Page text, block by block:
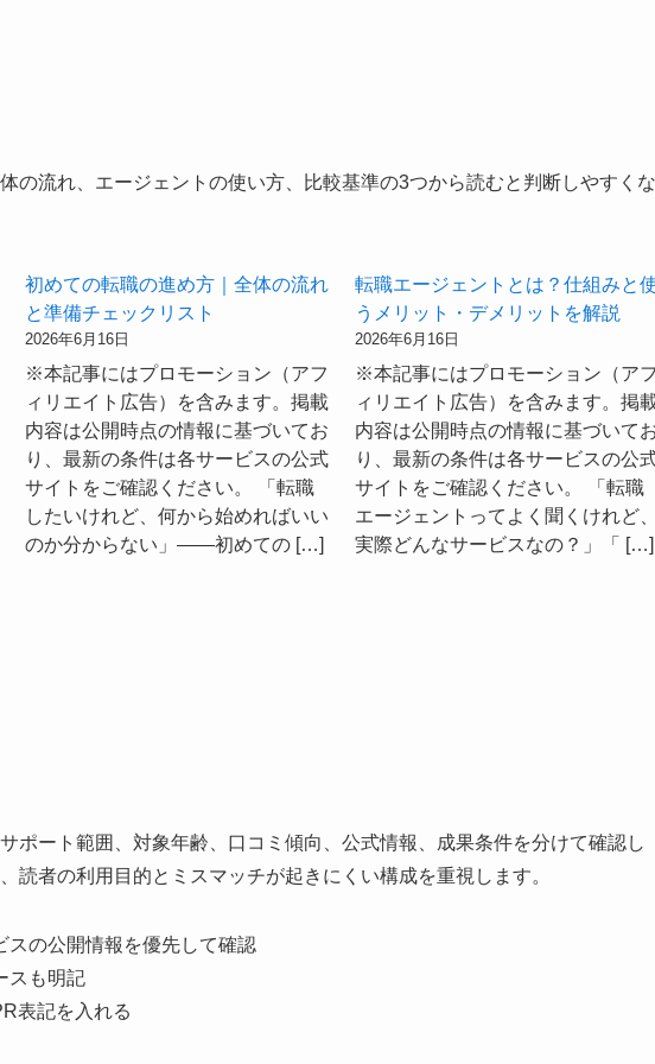
の流れ、エージェントの使い方、比較基準の3つから読むと判断しやすくな
初めての転職の進め方｜全体の流れ
と準備チェックリスト
2026年6月16日
※本記事にはプロモーション（アフ
ィリエイト広告）を含みます。掲載
内容は公開時点の情報に基づいてお
り、最新の条件は各サービスの公式
サイトをご確認ください。 「転職
したいけれど、何から始めればいい
のか分からない」——初めての […]
転職エージェントとは？仕組みと
うメリット・デメリットを解説
2026年6月16日
※本記事にはプロモーション（アフ
ィリエイト広告）を含みます。掲
内容は公開時点の情報に基づいて
り、最新の条件は各サービスの公
サイトをご確認ください。 「転職
エージェントってよく聞くけれど、
実際どんなサービスなの？」「 […]
ポート範囲、対象年齢、口コミ傾向、公式情報、成果条件を分けて確認し
読者の利用目的とミスマッチが起きにくい構成を重視します。
スの公開情報を優先して確認
スも明記
表記を入れる